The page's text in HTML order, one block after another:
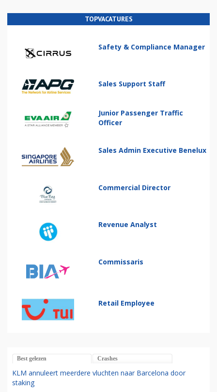
TOPVACATURES
Safety & Compliance Manager
Sales Support Staff
Junior Passenger Traffic
Officer
Sales Admin Executive Benelux
Commercial Director
Revenue Analyst
Commissaris
Retail Employee
Best gelezen Crashes
KLM annuleert meerdere vluchten naar Barcelona door
staking